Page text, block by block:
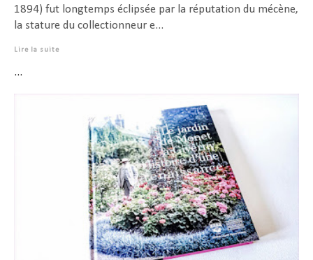
1894) fut longtemps éclipsée par la réputation du mécène,
la stature du collectionneur e...
Lire la suite
...